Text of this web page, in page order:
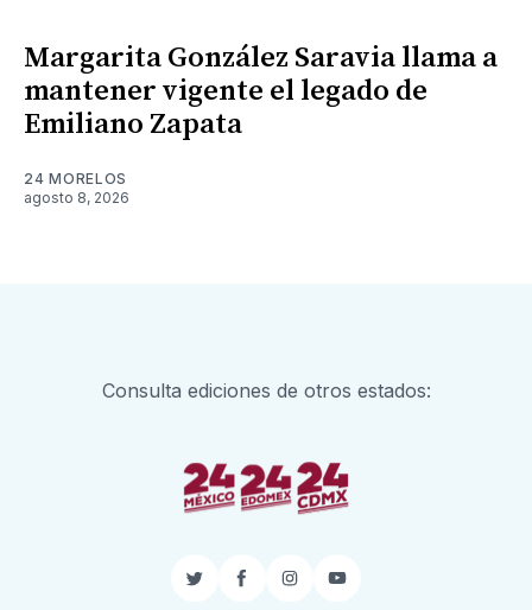
Margarita González Saravia llama a
mantener vigente el legado de
Emiliano Zapata
24 MORELOS
agosto 8, 2026
Consulta ediciones de otros estados:
TwitterFacebook
InstagramYouTube